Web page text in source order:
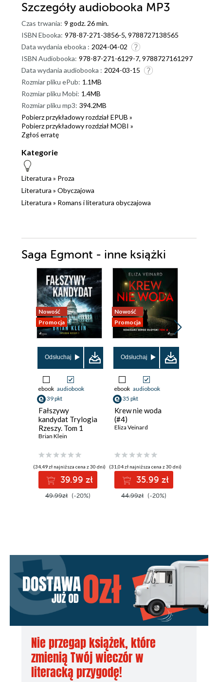
Szczegóły audiobooka MP3
Czas trwania: 9 godz. 26 min.
ISBN Ebooka: 978-87-271-3856-5, 9788727138565
Data wydania ebooka : 2024-04-02
ISBN Audiobooka: 978-87-271-6129-7, 9788727161297
Data wydania audiobooka : 2024-03-15
Rozmiar pliku ePub: 1.1MB
Rozmiar pliku Mobi: 1.4MB
Rozmiar pliku mp3: 394.2MB
Pobierz przykładowy rozdział EPUB »
Pobierz przykładowy rozdział MOBI »
Zgłoś erratę
Kategorie
Literatura » Proza
Literatura » Obyczajowa
Literatura » Romans i literatura obyczajowa
Saga Egmont - inne książki
Nowość
Promocja
Odsłuchaj
ebook audiobook
39 pkt
Fałszywy
kandydat Trylogia
Rzeszy. Tom 1
Brian Klein
(34,49 zł najniższa cena z 30 dni)
39.99 zł
49.99zł (-20%)
Nowość
Promocja
Odsłuchaj
ebook audiobook
35 pkt
Krew nie woda
(#4)
Eliza Veinard
(31,04 zł najniższa cena z 30 dni)
35.99 zł
44.99zł (-20%)
Nie przegap książek, które
zmienią Twój wieczór w
literacką przygodę!